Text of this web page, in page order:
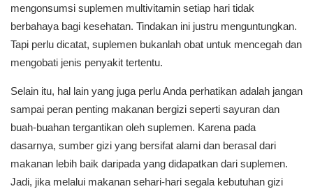
mengonsumsi suplemen multivitamin setiap hari tidak
berbahaya bagi kesehatan. Tindakan ini justru menguntungkan.
Tapi perlu dicatat, suplemen bukanlah obat untuk mencegah dan
mengobati jenis penyakit tertentu.
Selain itu, hal lain yang juga perlu Anda perhatikan adalah jangan
sampai peran penting makanan bergizi seperti sayuran dan
buah-buahan tergantikan oleh suplemen. Karena pada
dasarnya, sumber gizi yang bersifat alami dan berasal dari
makanan lebih baik daripada yang didapatkan dari suplemen.
Jadi, jika melalui makanan sehari-hari segala kebutuhan gizi